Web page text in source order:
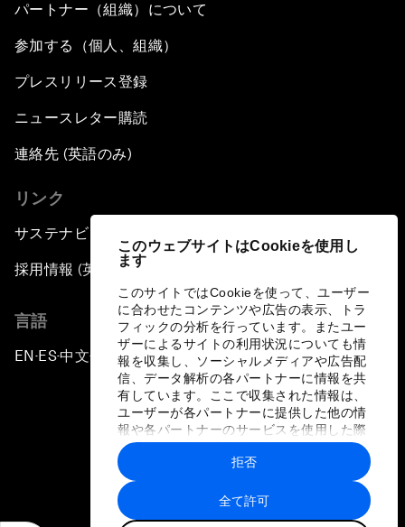
このウェブサイトはCookieを使用し
ます
このサイトではCookieを使って、ユーザー
に合わせたコンテンツや広告の表示、トラ
フィックの分析を行っています。またユー
ザーによるサイトの利用状況についても情
報を収集し、ソーシャルメディアや広告配
信、データ解析の各パートナーに情報を共
有しています。ここで収集された情報は、
ユーザーが各パートナーに提供した他の情
報や各パートナーのサービスを使用した際
に収集された情報と組み合わされ、各パー
トナーによって使用されることがありま
す。
全て許可
拒否
パートナー（組織）について
参加する（個人、組織）
プレスリリース登録
ニュースレター購読
連絡先 (英語のみ)
リンク
サステナビリティへの取り組み
採用情報 (英語のみ)
言語
EN ▪ ES▪中文▪ 日本語
プライバシーポリシーと利用規約
サイトマップ